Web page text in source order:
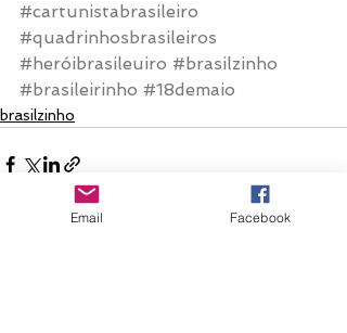
#cartunistabrasileiro
#quadrinhosbrasileiros
#heróibrasileuiro #brasilzinho
#brasileirinho #18demaio
brasilzinho
Email Facebook